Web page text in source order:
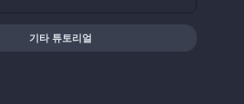
기타 튜토리얼